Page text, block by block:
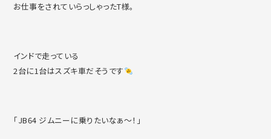
お仕事をされていらっしゃったT様。
インドで走っている
2台に1台はスズキ車だそうです
「JB64 ジムニーに乗りたいなぁ〜！」